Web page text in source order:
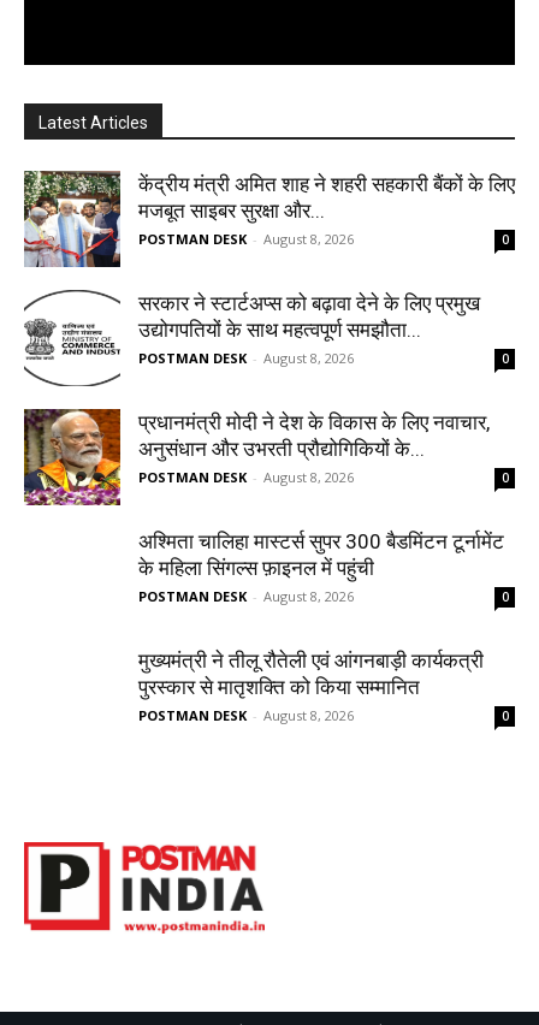
Latest Articles
केंद्रीय मंत्री अमित शाह ने शहरी सहकारी बैंकों के लिए
मजबूत साइबर सुरक्षा और...
POSTMAN DESK - August 8, 2026 0
सरकार ने स्टार्टअप्‍स को बढ़ावा देने के लिए प्रमुख
उद्योगपतियों के साथ महत्‍वपूर्ण समझौता...
POSTMAN DESK - August 8, 2026 0
प्रधानमंत्री मोदी ने देश के विकास के लिए नवाचार,
अनुसंधान और उभरती प्रौद्योगिकियों के...
POSTMAN DESK - August 8, 2026 0
अश्मिता चालिहा मास्टर्स सुपर 300 बैडमिंटन टूर्नामेंट
के महिला सिंगल्स फ़ाइनल में पहुंची
POSTMAN DESK - August 8, 2026 0
मुख्यमंत्री ने तीलू रौतेली एवं आंगनबाड़ी कार्यकत्री
पुरस्कार से मातृशक्ति को किया सम्मानित
POSTMAN DESK - August 8, 2026 0